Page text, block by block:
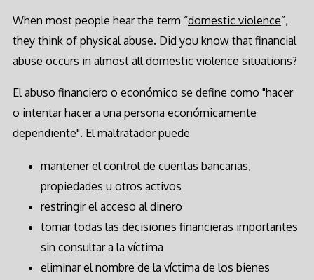
When most people hear the term “domestic violence”,
they think of physical abuse. Did you know that financial
abuse occurs in almost all domestic violence situations?
El abuso financiero o económico se define como "hacer
o intentar hacer a una persona económicamente
dependiente". El maltratador puede
mantener el control de cuentas bancarias,
propiedades u otros activos
restringir el acceso al dinero
tomar todas las decisiones financieras importantes
sin consultar a la víctima
eliminar el nombre de la víctima de los bienes